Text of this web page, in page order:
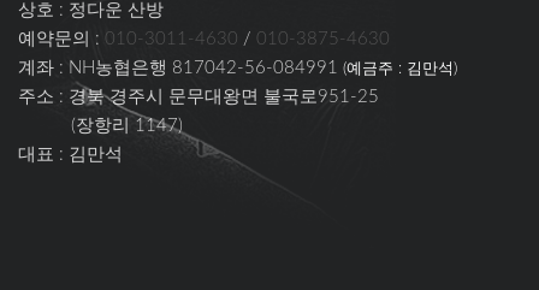
상호 : 정다운 산방
예약문의 : 010-3011-4630 / 010-3875-4630
계좌 : NH농협은행 817042-56-084991 (예금주 : 김만석)
주소 : 경북 경주시 문무대왕면 불국로951-25
(장항리 1147)
대표 : 김만석